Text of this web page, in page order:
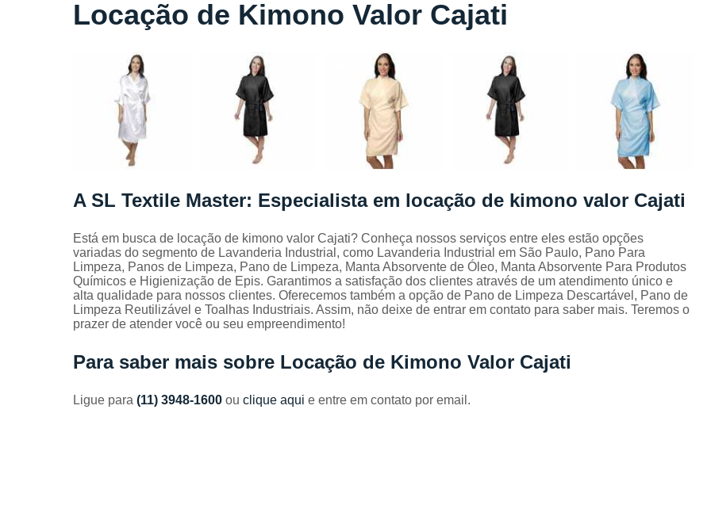
de lençóis
de rosto
de toalhas
industriais
Mantas
absorvente
Panos de
Toalhas
Venda de
Lavagem de Toalha para Salão de Beleza
Lavagem de Toalha São Paulo
Lavagem Toalha de Banho
Empresa de
Lavagem de Uniforme da Empresa
Lavagem de Uniforme de Salão de
Lavagem de Uniforme e Epi
Lavagem Especializada de Uniforme
Aluguel de Capa de Cortar Cabelo
Aluguel de Capa para Cortar Cabelo
Locação de Capa de Cabeleireiro
Locação de Kimono Valor Cajati
A SL Textile Master: Especialista em locação de kimono valor Cajati
Está em busca de locação de kimono valor Cajati? Conheça nossos serviços entre eles estão opções
variadas do segmento de Lavanderia Industrial, como Lavanderia Industrial em São Paulo, Pano Para
Limpeza, Panos de Limpeza, Pano de Limpeza, Manta Absorvente de Óleo, Manta Absorvente Para Produtos
Químicos e Higienização de Epis. Garantimos a satisfação dos clientes através de um atendimento único e
alta qualidade para nossos clientes. Oferecemos também a opção de Pano de Limpeza Descartável, Pano de
Limpeza Reutilizável e Toalhas Industriais. Assim, não deixe de entrar em contato para saber mais. Teremos o
prazer de atender você ou seu empreendimento!
Para saber mais sobre Locação de Kimono Valor Cajati
Ligue para (11) 3948-1600 ou clique aqui e entre em contato por email.